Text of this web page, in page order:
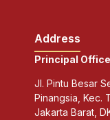
Address
Principal
Jl. Pintu Besar
Pinangsia, Kec.
Jakarta Barat,